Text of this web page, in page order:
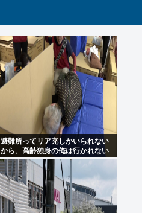
避難所ってリア充しかいられない
から、高齢独身の俺は行かれない
わ